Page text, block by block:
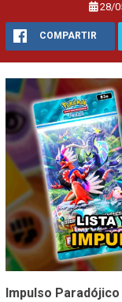
28/
COMPARTIR
Impulso